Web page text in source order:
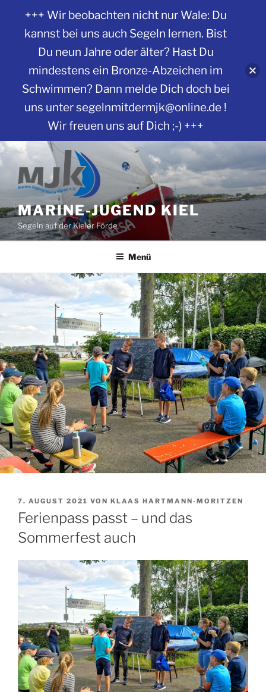
Zum
Inhalt
springen
MARINE-JUGEND KIEL
Segeln auf der Kieler Förde
Menü
VERÖFFENTLICHT
AM
7. AUGUST 2021 VON KLAAS HARTMANN-MORITZEN
Ferienpass passt – und das
Sommerfest auch
+++ Wir beobachten nicht nur Wale: Du
kannst bei uns auch Segeln lernen. Bist
Du neun Jahre oder älter? Hast Du
mindestens ein Bronze-Abzeichen im
Schwimmen? Dann melde Dich doch bei
uns unter segelnmitdermjk@online.de !
Wir freuen uns auf Dich ;-) +++